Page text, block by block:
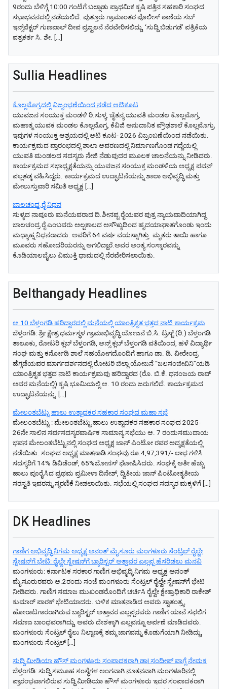
9ರಂದು ಬೆಳಿಗ್ಗೆ 10:00 ಗಂಟೆಗೆ ಬಲ್ನಾಡು ಪ್ರಾಥಮಿಕ ಕೃಷಿ ಪತ್ತಿನ ಸಹಕಾರಿ ಸಂಘದ
ಸಭಾಭವನದಲ್ಲಿ ನಡೆಯಲಿದೆ. ​ಪುತ್ತೂರು ಗ್ರಾಮಾಂತರ ಪೊಲೀಸ್ ಠಾಣೆಯ ಸಬ್
ಇನ್ಸ್‌ಪೆಕ್ಟರ್ ಗುಣಪಾಲ್ ದೀಪ ಪ್ರಜ್ವಲನೆ ನೆರವೇರಿಸಲಿದ್ದು, ‘ಸುದ್ದಿ ಬಿಡುಗಡೆ’ ಪತ್ರಿಕೆಯ
ಪತ್ರಕರ್ತ ಸಿ. ಶೇ. […]
Sullia Headlines
ಕೊಲ್ಲಮೊಗ್ರದಲ್ಲಿ ವಿಜೃಂಭಣೆಯಿಂದ ನಡೆದ ಆಟಿಕೂಟ
ಯುವಜನ ಸಂಯುಕ್ತ ಮಂಡಳಿ ರಿ.ಸುಳ್ಯ, ಚೈತನ್ಯ ಯುವತಿ ಮಂಡಲ ಕೊಲ್ಲಮೊಗ್ರ,
ಮಹಾತ್ಮ ಯುವಕ ಮಂಡಲ ಕೊಲ್ಲಮೊಗ್ರ, ಕೆವಿಜಿ ಅನುದಾನಿತ ಪ್ರೌಢಶಾಲೆ ಕೊಲ್ಲಮೊಗ್ರು
ಇವುಗಳ ಸಂಯುಕ್ತ ಆಶ್ರಯದಲ್ಲಿ ಆಟಿ ಕೂಟ- 2026 ವಿಜ್ರಂಬಣೆಯಿಂದ ನಡೆಯಿತು.
ಕಾರ್ಯಕ್ರಮದ ಪ್ರಾರಂಭದಲ್ಲಿ ಶಾಲಾ ಆವರಣದಲ್ಲಿ ನಿರ್ಮಾಣಗೊಂಡ ಗದ್ದೆಯಲ್ಲಿ
ಯುವತಿ ಮಂಡಲದ ಸದಸ್ಯರು ನೇಜಿ ನೆಡುವುದರ ಮೂಲಕ ಚಾಲನೆಯನ್ನು ನೀಡಿದರು.
ಕಾರ್ಯಕ್ರಮದ ಸಭಾಧ್ಯಕ್ಷತೆಯನ್ನು ಯುವಜನ ಸoಯುಕ್ತ ಮಂಡಳಿಯ ಅಧ್ಯಕ್ಷ ಪವನ್
ಪಲ್ಲತಡ್ಕ ವಹಿಸಿದ್ದರು. ಕಾರ್ಯಕ್ರಮದ ಉದ್ಘಾಟನೆಯನ್ನು ಶಾಲಾ ಅಭಿವೃದ್ಧಿ ಮತ್ತು
ಮೇಲುಸ್ತುವಾರಿ ಸಮಿತಿ ಅಧ್ಯಕ್ಷ […]
ಬಾಲಚಂದ್ರ ರೈ ನಿಧನ
ಸುಳ್ಯದ ನಾವೂರು ಮನೆಯವರಾದ ದಿ.ಶೀನಪ್ಪ ರೈಯವರ ಪುತ್ರ ನ್ಯಾಯವಾದಿಯಾಗಿದ್ದ
ಬಾಲಚಂದ್ರ ರೈ ಎಂಬವರು ಅಲ್ಪಕಾಲದ ಅಸೌಖ್ಯದಿಂದ ಹೃದಯಾಘಾತಗೊಂಡು ಇಂದು
ಮಧ್ಯಾಹ್ನ ನಿಧನರಾದರು. ಅವರಿಗೆ 64 ವರ್ಷ ವಯಸ್ಸಾಗಿತ್ತು. ಮೃತರು ತಾಯಿ ಹಾಗೂ
ಮೂವರು ಸಹೋದರಿಯರನ್ನು ಅಗಲಿದ್ದಾರೆ.ಅವರ ಅಂತ್ಯ ಸಂಸ್ಕಾರವನ್ನು
ಕೊಡಿಯಾಲಬೈಲು ವಿಮುಕ್ತಿ ಧಾಮದಲ್ಲಿ ನೆರವೇರಿಸಲಾಯಿತು.
Belthangady Headlines
ಆ.10 ಬೆಳ್ತಂಗಡಿ ಹರಿದ್ವಾರದಲ್ಲಿ ಮನೆಯಲ್ಲಿ ಯಾಂತ್ರಿಕೃತ ಭತ್ತದ ನಾಟಿ ಕಾರ್ಯಕ್ರಮ
​ಬೆಳ್ತಂಗಡಿ: ಶ್ರೀ ಕ್ಷೇತ್ರ ಧರ್ಮಸ್ಥಳ ಗ್ರಾಮಾಭಿವೃದ್ಧಿ ಯೋಜನೆ ಬಿ.ಸಿ. ಟ್ರಸ್ಟ್ (ರಿ.) ಬೆಳ್ತಂಗಡಿ
ತಾಲೂಕು, ರೋಟರಿ ಕ್ಲಬ್ ಬೆಳ್ತಂಗಡಿ, ಆನ್ಸ್ ಕ್ಲಬ್ ಬೆಳ್ತಂಗಡಿ ವತಿಯಿಂದ, ಹಳೆ ವಿದ್ಯಾರ್ಥಿ
ಸಂಘ ಮತ್ತು ಕರ್ನೋಡಿ ಶಾಲೆ ಸಹಯೋಗದೊಂದಿಗೆ ಹಾಗೂ ಡಾ. ಡಿ. ವೀರೇಂದ್ರ
ಹೆಗ್ಗಡೆಯವರ ಮಾರ್ಗದರ್ಶನದಲ್ಲಿ ರೋಟರಿ ಜಿಲ್ಲಾ ಯೋಜನೆ “ಜಲಸಂಜೀವಿನಿ”ಯಡಿ
ಯಾಂತ್ರಿಕೃತ ಭತ್ತದ ನಾಟಿ ಕಾರ್ಯಕ್ರಮವು ಹರಿದ್ವಾರದ (ರೊ. ಬಿ.ಕೆ. ಧನಂಜಯ ರಾವ್
ಅವರ ಮನೆಯಲ್ಲಿ) ಕೃಷಿ ಭೂಮಿಯಲ್ಲಿ ಆ. 10 ರಂದು ಜರುಗಲಿದೆ.​ ಕಾರ್ಯಕ್ರಮದ
ಉದ್ಘಾಟನೆಯನ್ನು ​ […]
ಮೇಲಂತಬೆಟ್ಟು ಹಾಲು ಉತ್ಪಾದಕರ ಸಹಕಾರ ಸಂಘದ ಮಹಾ ಸಭೆ
ಮೇಲಂತಬೆಟ್ಟು : ಮೇಲಂತಬೆಟ್ಟು ಹಾಲು ಉತ್ಪಾದಕರ ಸಹಕಾರ ಸಂಘದ 2025-
26ನೇ ಸಾಲಿನ ಸರ್ವಸದಸ್ಯರವಾರ್ಷಿಕ ಸಾಮಾನ್ಯ ಸಭೆಯು ಆ. 7 ರಂದುಸಮುದಾಯ
ಭವನ ಮೇಲಂತಬೆಟ್ಟುನಲ್ಲಿ ಸಂಘದ ಅಧ್ಯಕ್ಷ ಜಾನ್ ಪಿಂಟೋ ರವರ ಅದ್ಯಕ್ಷತೆಯಲ್ಲಿ
ನಡೆಯಿತು. ಸಂಘದ ಅಧ್ಯಕ್ಷ ಮಾತನಾಡಿ ಸಂಘವು ರೂ.4,97,391/- ಲಾಭ ಗಳಿಸಿ
ಸದಸ್ಯರಿಗೆ 14% ಡಿವಿಡೆಂಡ್, 65%ಬೋನಸ್ ಘೋಷಿಸಿದರು. ಸಂಘಕ್ಕೆ ಅತೀ ಹೆಚ್ಚು
ಹಾಲು ಪೂರೈಸಿದ ಪ್ರಥಮ ಪ್ರಮೀಳಾ ದಿನೇಶ್, ದ್ವಿತೀಯ ಜಾನ್ ಪಿಂಟೋತೃತೀಯ
ಸರಸ್ವತಿ ಇವರನ್ನು ಸ್ಮರಣಿಕೆ ನೀಡಲಾಯಿತು. ಸಭೆಯಲ್ಲಿ ಸಂಘದ ಸದಸ್ಯರ ಮಕ್ಕಳಿಗೆ […]
DK Headlines
ಗಾಣಿಗ ಅಭಿವೃದ್ಧಿ ನಿಗಮ ಅಧ್ಯಕ್ಷ‌ ಅನಂತ್‌ ಮೈಸೂರು ಮಂಗಳೂರು ಸೆಂಟ್ರಲ್‌ ರೈಲ್ವೇ
ಸ್ಟೇಷನ್‌ಗೆ ಭೇಟಿ: ರೈಲ್ವೇ ಸ್ಟೇಷನ್‌ಗೆ ಬ್ಯಾರಿಸ್ಟರ್‌ ಅತ್ತಾವರ ಎಲ್ಲಪ್ಪ ಹೆಸರಿಡಲು ಮನವಿ
ಮಂಗಳೂರು: ಕರ್ನಾಟಕ ಸರಕಾರ ಗಾಣಿಗ ಅಭಿವೃದ್ಧಿ ನಿಗಮ ಅಧ್ಯಕ್ಷ‌ ಅನಂತ್‌
ಮೈಸೂರುರವರು ಆ.2ರಂದು ಸಂಜೆ ಮಂಗಳೂರು ಸೆಂಟ್ರಲ್‌ ರೈಲ್ವೇ ಸ್ಟೇಷನ್‌ಗೆ ಭೇಟಿ
ನೀಡಿದರು. ಗಾಣಿಗ ಸಮಾಜ ಮುಖಂಡರೊಂದಿಗೆ ಚರ್ಚಿಸಿ ರೈಲ್ವೇ ಕ್ಷೇತ್ರಾಧಿಕಾರಿ ರಾಕೇಶ್‌
ಕುಮಾರ್‌ ಪಾರಕ್‌ ಭೇಟಿಯಾದರು. ಬಳಿಕ ಮಾತನಾಡಿದ ಅವರು ಸ್ವಾತಂತ್ರ್ಯ
ಹೋರಾಟಗಾರರಾಗಿರುವ ಬ್ಯಾರಿಸ್ಟರ್‌ ಅತ್ತಾವರ ಎಲ್ಲಪ್ಪರವರು ಗಾಣಿಗ ಯಾನೆ ಸಫಲಿಗ
ಸಮಾಜ ಬಾಂಧವರಾಗಿದ್ದು, ಅವರು ದೇಶಕ್ಕಾಗಿ ಎಲ್ಲವನ್ನೂ ಅರ್ಪಣೆ ಮಾಡಿದವರು.
ಮಂಗಳೂರು ಸೆಂಟ್ರಲ್‌ ರೈಲು ನಿಲ್ದಾಣಕ್ಕೆ ತಮ್ಮ ಜಾಗವನ್ನು ಕೊಡುಗೆಯಾಗಿ ನೀಡಿದ್ದು,
ಮಂಗಳೂರು ಸೆಂಟ್ರಲ್‌ […]
ಸುದ್ದಿ ಮೀಡಿಯಾ ಹೌಸ್ ಮಂಗಳೂರು ಸಂಪಾದಕರಾಗಿ ಡಾ| ಸಂದೀಪ್ ವಾಗ್ಲೆ ನೇಮಕ
ಬೆಳ್ತಂಗಡಿ: ಸುದ್ದಿ ಸಮೂಹ ಸಂಸ್ಥೆಗಳ ಅಂಗವಾಗಿ ನೂತನವಾಗಿ ಮಂಗಳೂರಿನಲ್ಲಿ
ಪ್ರಾರಂಭವಾಗಲಿರುವ ಸುದ್ದಿ ಮೀಡಿಯಾ ಹೌಸ್ ಮಂಗಳೂರು ಇದರ ಸಂಪಾದಕರಾಗಿ